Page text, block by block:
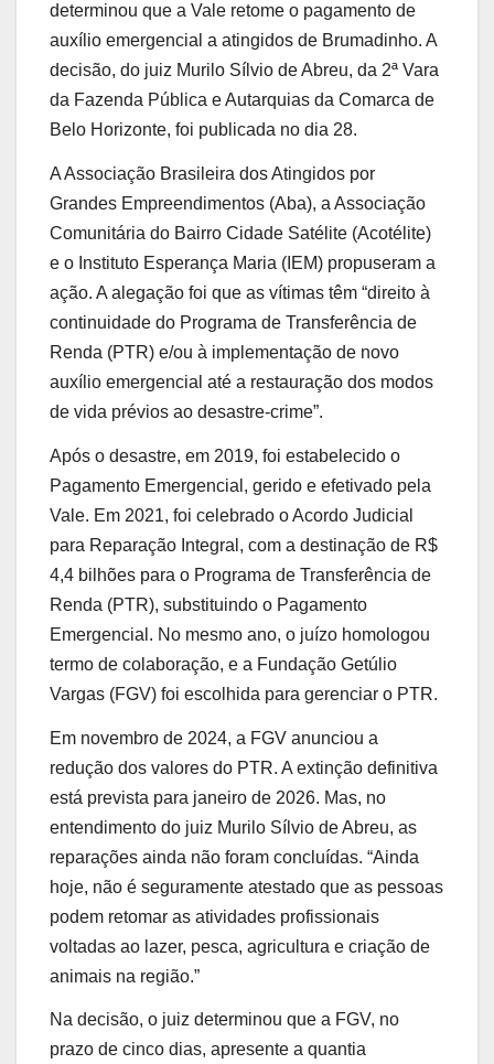
determinou que a Vale retome o pagamento de
auxílio emergencial a atingidos de Brumadinho. A
decisão, do juiz Murilo Sílvio de Abreu, da 2ª Vara
da Fazenda Pública e Autarquias da Comarca de
Belo Horizonte, foi publicada no dia 28.
A Associação Brasileira dos Atingidos por
Grandes Empreendimentos (Aba), a Associação
Comunitária do Bairro Cidade Satélite (Acotélite)
e o Instituto Esperança Maria (IEM) propuseram a
ação. A alegação foi que as vítimas têm “direito à
continuidade do Programa de Transferência de
Renda (PTR) e/ou à implementação de novo
auxílio emergencial até a restauração dos modos
de vida prévios ao desastre-crime”.
Após o desastre, em 2019, foi estabelecido o
Pagamento Emergencial, gerido e efetivado pela
Vale. Em 2021, foi celebrado o Acordo Judicial
para Reparação Integral, com a destinação de R$
4,4 bilhões para o Programa de Transferência de
Renda (PTR), substituindo o Pagamento
Emergencial. No mesmo ano, o juízo homologou
termo de colaboração, e a Fundação Getúlio
Vargas (FGV) foi escolhida para gerenciar o PTR.
Em novembro de 2024, a FGV anunciou a
redução dos valores do PTR. A extinção definitiva
está prevista para janeiro de 2026. Mas, no
entendimento do juiz Murilo Sílvio de Abreu, as
reparações ainda não foram concluídas. “Ainda
hoje, não é seguramente atestado que as pessoas
podem retomar as atividades profissionais
voltadas ao lazer, pesca, agricultura e criação de
animais na região.”
Na decisão, o juiz determinou que a FGV, no
prazo de cinco dias, apresente a quantia